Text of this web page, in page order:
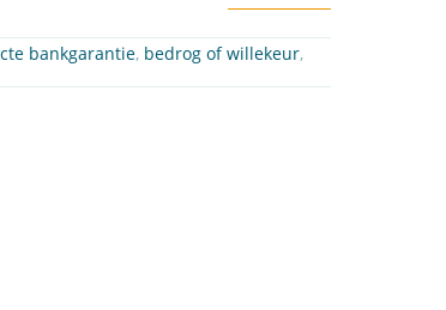
bankgarantie, bedrog of willekeur,